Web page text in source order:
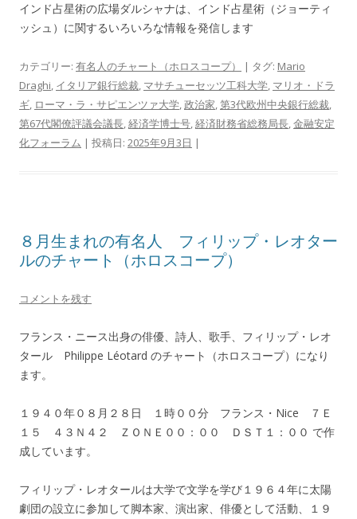
インド占星術の広場ダルシャナは、インド占星術（ジョーティ
ッシュ）に関するいろいろな情報を発信します
カテゴリー: 有名人のチャート（ホロスコープ） | タグ: Mario
Draghi, イタリア銀行総裁, マサチューセッツ工科大学, マリオ・ドラ
ギ, ローマ・ラ・サピエンツァ大学,政治家,第3代欧州中央銀行総裁,
第67代閣僚評議会議長,経済学博士号,経済財務省総務局長,金融安定
化フォーラム | 投稿日: 2025年9月3日 |
８月生まれの有名人 フィリップ・レオター
ルのチャート（ホロスコープ）
コメントを残す
フランス・ニース出身の俳優、詩人、歌手、フィリップ・レオ
タール Philippe Léotard のチャート（ホロスコープ）になり
ます。
１９４０年０８月２８日 １時００分 フランス・Nice ７Ｅ
１５ ４３Ｎ４２ ＺＯＮＥ００：００ ＤＳＴ１：００ で作
成しています。
フィリップ・レオタールは大学で文学を学び１９６４年に太陽
劇団の設立に参加して脚本家、演出家、俳優として活動、１９